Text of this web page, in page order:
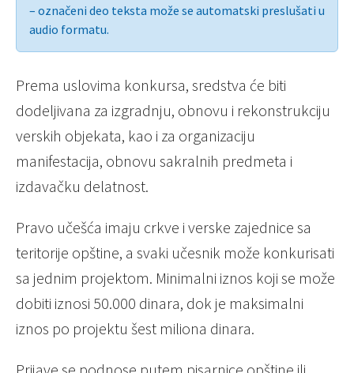
– označeni deo teksta može se automatski preslušati u
audio formatu.
Prema uslovima konkursa, sredstva će biti
dodeljivana za izgradnju, obnovu i rekonstrukciju
verskih objekata, kao i za organizaciju
manifestacija, obnovu sakralnih predmeta i
izdavačku delatnost.
Pravo učešća imaju crkve i verske zajednice sa
teritorije opštine, a svaki učesnik može konkurisati
sa jednim projektom. Minimalni iznos koji se može
dobiti iznosi 50.000 dinara, dok je maksimalni
iznos po projektu šest miliona dinara.